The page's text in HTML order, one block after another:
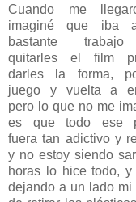
Cuando me
imaginé que iba
bastante
quitarles el film
darles la forma,
juego y vuelta a
pero lo que no me
es que todo ese
fuera tan adictivo y
y no estoy siendo
horas lo hice todo,
dejando a un lado